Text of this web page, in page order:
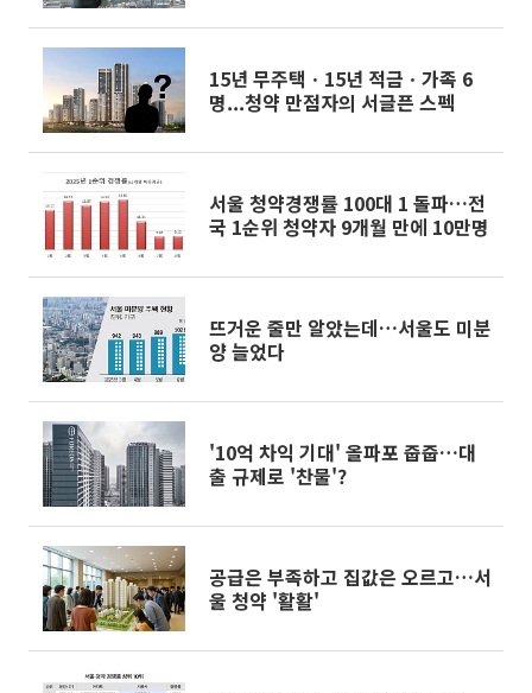
15년 무주택ㆍ15년 적금ㆍ가족 6
명...청약 만점자의 서글픈 스펙
서울 청약경쟁률 100대 1 돌파…전
국 1순위 청약자 9개월 만에 10만명
뜨거운 줄만 알았는데…서울도 미분
양 늘었다
'10억 차익 기대' 올파포 줍줍…대
출 규제로 '찬물'?
공급은 부족하고 집값은 오르고…서
울 청약 '활활'